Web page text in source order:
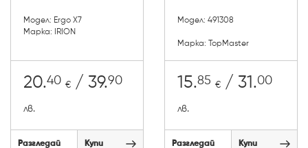
Модел: Ergo X7
Марка: IRION
20.40 € / 39.90
лв.
Разгледай Купи
Модел: 491308
Марка: TopMaster
15.85 € / 31.00
лв.
Разгледай Купи